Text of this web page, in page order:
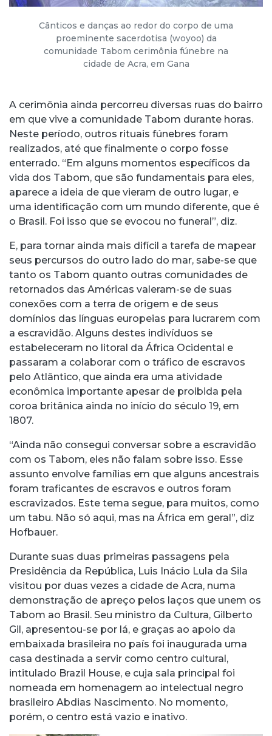
Cânticos e danças ao redor do corpo de uma
proeminente sacerdotisa (woyoo) da
comunidade Tabom cerimônia fúnebre na
cidade de Acra, em Gana
A cerimônia ainda percorreu diversas ruas do bairro
em que vive a comunidade Tabom durante horas.
Neste período, outros rituais fúnebres foram
realizados, até que finalmente o corpo fosse
enterrado. “Em alguns momentos específicos da
vida dos Tabom, que são fundamentais para eles,
aparece a ideia de que vieram de outro lugar, e
uma identificação com um mundo diferente, que é
o Brasil. Foi isso que se evocou no funeral”, diz.
E, para tornar ainda mais difícil a tarefa de mapear
seus percursos do outro lado do mar, sabe-se que
tanto os Tabom quanto outras comunidades de
retornados das Américas valeram-se de suas
conexões com a terra de origem e de seus
domínios das línguas europeias para lucrarem com
a escravidão. Alguns destes indivíduos se
estabeleceram no litoral da África Ocidental e
passaram a colaborar com o tráfico de escravos
pelo Atlântico, que ainda era uma atividade
econômica importante apesar de proibida pela
coroa britânica ainda no início do século 19, em
1807.
“Ainda não consegui conversar sobre a escravidão
com os Tabom, eles não falam sobre isso. Esse
assunto envolve famílias em que alguns ancestrais
foram traficantes de escravos e outros foram
escravizados. Este tema segue, para muitos, como
um tabu. Não só aqui, mas na África em geral”, diz
Hofbauer.
Durante suas duas primeiras passagens pela
Presidência da República, Luis Inácio Lula da Sila
visitou por duas vezes a cidade de Acra, numa
demonstração de apreço pelos laços que unem os
Tabom ao Brasil. Seu ministro da Cultura, Gilberto
Gil, apresentou-se por lá, e graças ao apoio da
embaixada brasileira no país foi inaugurada uma
casa destinada a servir como centro cultural,
intitulado Brazil House, e cuja sala principal foi
nomeada em homenagem ao intelectual negro
brasileiro Abdias Nascimento. No momento,
porém, o centro está vazio e inativo.